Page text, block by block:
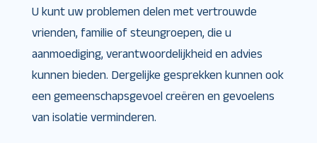
U kunt uw problemen delen met vertrouwde
vrienden, familie of steungroepen, die u
aanmoediging, verantwoordelijkheid en advies
kunnen bieden. Dergelijke gesprekken kunnen ook
een gemeenschapsgevoel creëren en gevoelens
van isolatie verminderen.